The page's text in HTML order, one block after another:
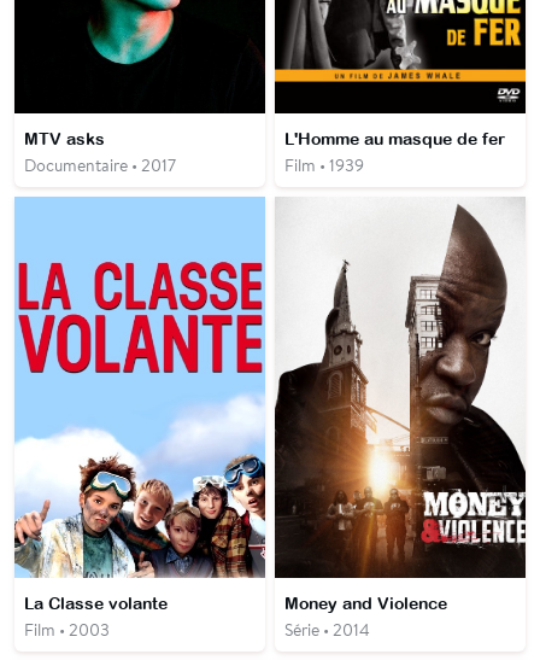
MTV asks
Documentaire • 2017
L'Homme au masque de fer
Film • 1939
La Classe volante
Film • 2003
Money and Violence
Série • 2014